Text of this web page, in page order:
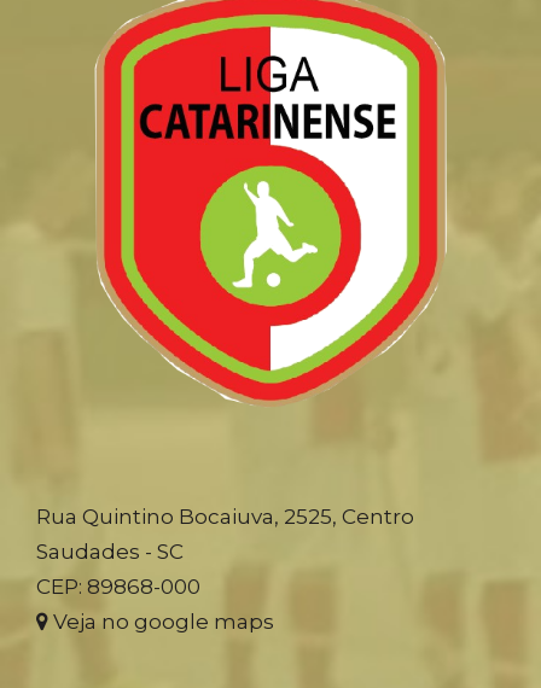
Rua Quintino Bocaiuva, 2525, Centro
Saudades - SC
CEP: 89868-000
Veja no google maps